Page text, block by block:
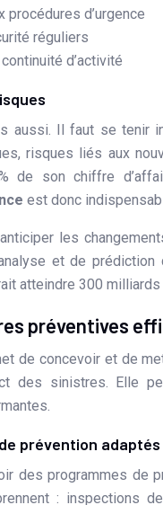
procédures d’urgence
réguliers
d’activité
aussi. Il faut se tenir
risques liés aux
de son chiffre
est donc
les
et de
atteindre 300 milliards
préventives
de concevoir et de
des sinistres. Elle
prévention adaptés
des programmes de
: inspections